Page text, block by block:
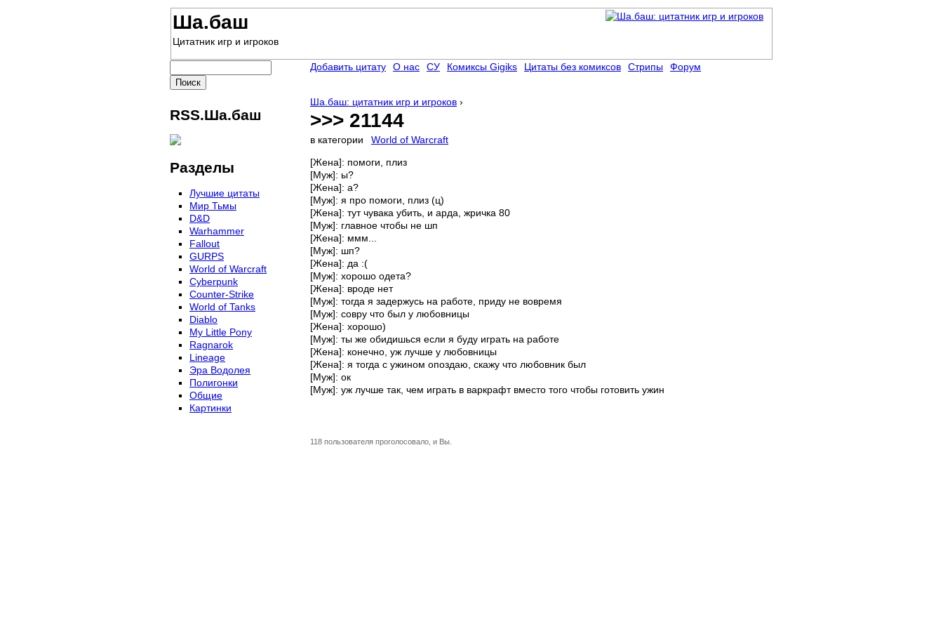
Ша.баш
Цитатник игр и игроков
Ша.баш: цитатник игр и игроков ›
>>> 21144
в категории
World of Warcraft
[Жена]: помоги, плиз
[Муж]: ы?
[Жена]: а?
[Муж]: я про помоги, плиз (ц)
[Жена]: тут чувака убить, и арда, жричка 80
[Муж]: главное чтобы не шп
[Жена]: ммм...
[Муж]: шп?
[Жена]: да :(
[Муж]: хорошо одета?
[Жена]: вроде нет
[Муж]: тогда я задержусь на работе, приду не вовремя
[Муж]: совру что был у любовницы
[Жена]: хорошо)
[Муж]: ты же обидишься если я буду играть на работе
[Жена]: конечно, уж лучше у любовницы
[Жена]: я тогда с ужином опоздаю, скажу что любовник был
[Муж]: ок
[Муж]: уж лучше так, чем играть в варкрафт вместо того чтобы готовить ужин
118 пользователя проголосовало, и Вы.
Добавить цитату О нас СУ Комиксы Gigiks Цитаты без комиксов Стрипы Форум
RSS.Ша.баш
Разделы
Лучшие цитаты
Мир Тьмы
D&D
Warhammer
Fallout
GURPS
World of Warcraft
Сyberpunk
Counter-Strike
World of Tanks
Diablo
My Little Pony
Ragnarok
Lineage
Эра Водолея
Полигонки
Общие
Картинки